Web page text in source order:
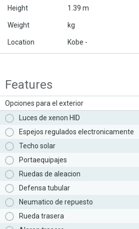
Height 1.39 m
Weight kg
Location Kobe -
Features
Opciones para el exterior
Luces de xenon HID
Espejos regulados electronicamente
Techo solar
Portaequipajes
Ruedas de aleacion
Defensa tubular
Neumatico de repuesto
Rueda trasera